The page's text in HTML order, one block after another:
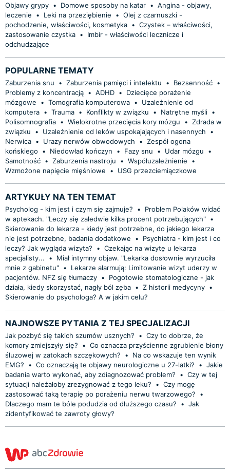
Objawy grypy • Domowe sposoby na katar • Angina - objawy,
leczenie
• Leki na przeziębienie • Olej z czarnuszki -
pochodzenie, właściwości, kosmetyka • Czystek – właściwości,
zastosowanie czystka •
Imbir - właściwości lecznicze i
odchudzające
POPULARNE TEMATY
Zaburzenia snu • Zaburzenia pamięci i intelektu • Bezsenność •
Problemy z koncentracją • ADHD •
Dziecięce porażenie
mózgowe
• Tomografia komputerowa •
Uzależnienie od
komputera • Trauma • Konflikty w związku • Natrętne myśli •
Polisomnografia • Wielokrotne przecięcia kory mózgu • Zdrada w
związku
• Uzależnienie od leków uspokajających i nasennych
•
Nerwica • Urazy nerwów obwodowych • Zespół ogona
końskiego
• Niedowład kończyn • Fazy snu • Udar mózgu
•
Samotność • Zaburzenia nastroju • Współuzależnienie
•
Wzmożone napięcie mięśniowe
• USG przezciemiączkowe
ARTYKUŁY NA TEN TEMAT
Psycholog - kim jest i czym się zajmuje? •
Problem Polaków widać
w aptekach. "Leczy się zaledwie kilka procent potrzebujących" •
Skierowanie do lekarza - kiedy jest potrzebne, do jakiego lekarza
nie jest potrzebne, badania dodatkowe
•
Psychiatra - kim jest i co
leczy? Jak wygląda wizyta?
• Czekając na wizytę u lekarza
specjalisty...
•
Miał intymny objaw. "Lekarka dosłownie wyrzuciła
mnie z gabinetu" •
Lekarze alarmują: Limitowanie wizyt uderzy w
pacjentów. NFZ się tłumaczy •
Pogotowie stomatologiczne - jak
działa, kiedy skorzystać, nagły ból zęba • Z historii medycyny •
Skierowanie do psychologa? A w jakim celu?
NAJNOWSZE PYTANIA Z TEJ SPECJALIZACJI
Jak pozbyć się takich szumów usznych? • Czy to dobrze, że
komory zmiejszyły się?
• Co oznacza przyścienne zgrubienie błony
śluzowej w zatokach szczękowych?
•
Na co wskazuje ten wynik
EMG?
• Co oznaczają te objawy neurologiczne u 27-latki? • Jakie
badania warto wykonać, aby zdiagnozować problem?
• Czy w tej
sytuacji należałoby zrezygnować z tego leku?
• Czy mogę
zastosować taką terapię po porażeniu nerwu twarzowego?
•
Dlaczego mam te bóle podudzia od dłuższego czasu?
• Jak
zidentyfikować te zawroty głowy?